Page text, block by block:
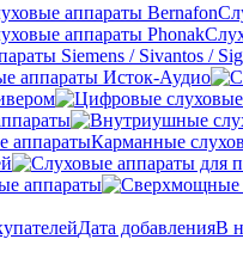
Siemens / Sivantos /
аппараты Исток-Аудио
Карманные
аппараты
Дата добавленияВ